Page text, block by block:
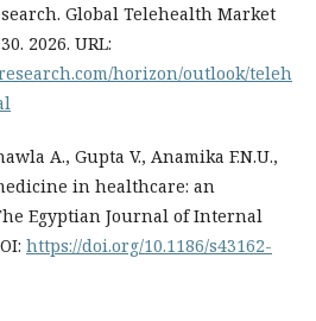
Global Telehealth Market
2026. URL:
horizon/outlook/teleh
A., Gupta V., Anamika F.N.U.,
in healthcare: an
Egyptian Journal of Internal
https://doi.org/10.1186/s43162-